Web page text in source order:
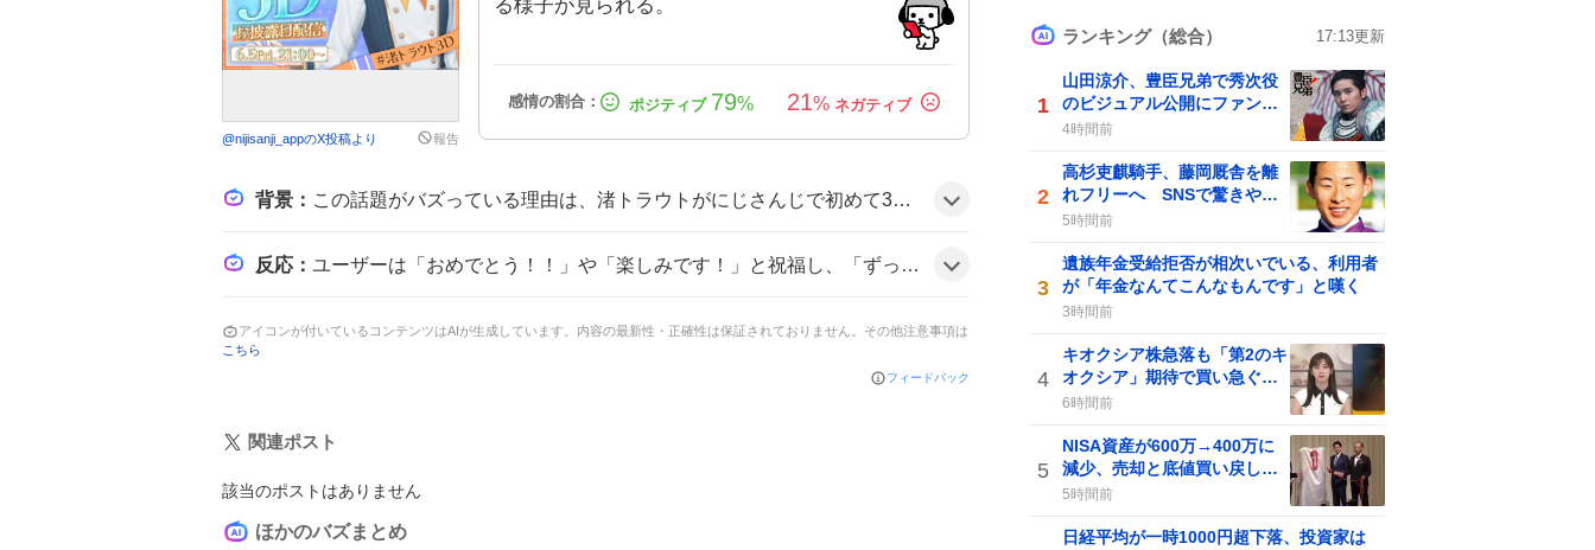
@nijisanji_appのX投稿より 報告
る様子が見られる。
79% 21%
背景 ： この話題がバズっている理由は、渚トラウトがにじさんじで初めて3D化し、長年のファンが待ち望んだ姿が実現する期待感と、配信日時が明確に告知されたことが相まって、SNS上で祝福と期待の声が急速に拡散したためとみられる。
反応 ： ユーザーは「おめでとう！！」や「楽しみです！」と祝福し、「ずっと待ってた」や「3Dお披露目おめでとう🎉」と期待感を表現している。「本当におめでとうございます」「21時が楽しみです！」といったコメントも多数見られ、盛り上がりは止まらない雰囲気だ。
アイコンが付いているコンテンツはAIが生成しています。内容の最新性・正確性は保証されておりません。その他注意事項は
こちら
フィードバック
関連ポスト
該当のポストはありません
ほかのバズまとめ
ランキング（総合） 17:13更新
1
山田涼介、豊臣兄弟で秀次役
のビジュアル公開にファン歓
喜が話題に
4時間前
2
高杉吏麒騎手、藤岡厩舎を離
れフリーへ SNSで驚きや残
念の声も見られる
5時間前
3
遺族年金受給拒否が相次いでいる、利用者
が「年金なんてこんなもんです」と嘆く
3時間前
4
キオクシア株急落も「第2のキ
オクシア」期待で買い急ぐユ
ーザー続出
6時間前
5
NISA資産が600万→400万に
減少、売却と底値買い戻し議
論がSNSで拡散
5時間前
日経平均が一時1000円超下落、投資家は